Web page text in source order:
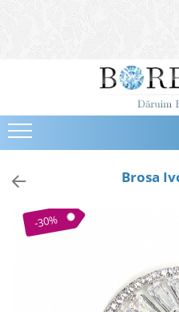
Bijuterii
Cercei
Bratari
Coliere
Brose
Tiare
Brosa
-30%